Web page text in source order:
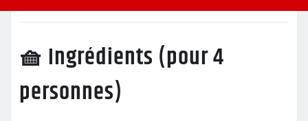
🧺 Ingrédients (pour 4
personnes)